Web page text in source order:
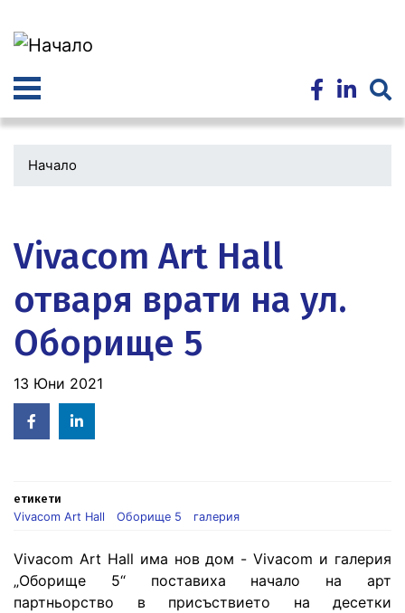
Начало
снимка
Vivacom Art Hall
отваря врати на ул.
Оборище 5
13 Юни 2021
Facebook
in
етикети
Vivacom Art Hall
Оборище 5 галерия
Vivacom Art Hall има нов дом - Vivacom и галерия
„Оборище 5“ поставиха начало на арт
партньорство в присъствието на десетки